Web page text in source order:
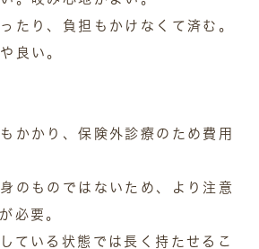
たり、負担もかけなくて済む。
良い。
かかり、保険外診療のため費用
のものではないため、より注意
必要。
ている状態では長く持たせるこ